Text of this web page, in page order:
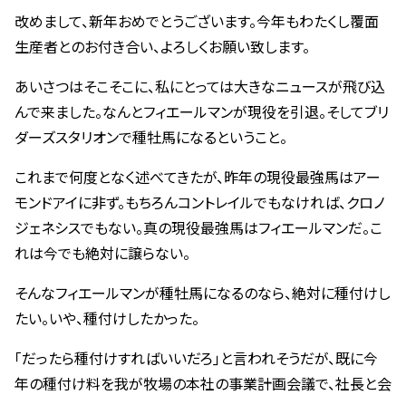
改めまして、新年おめでとうございます。今年もわたくし覆面
生産者とのお付き合い、よろしくお願い致します。
あいさつはそこそこに、私にとっては大きなニュースが飛び込
んで来ました。なんとフィエールマンが現役を引退。そしてブリ
ダーズスタリオンで種牡馬になるということ。
これまで何度となく述べてきたが、昨年の現役最強馬はアー
モンドアイに非ず。もちろんコントレイルでもなければ、クロノ
ジェネシスでもない。真の現役最強馬はフィエールマンだ。こ
れは今でも絶対に譲らない。
そんなフィエールマンが種牡馬になるのなら、絶対に種付けし
たい。いや、種付けしたかった。
｢だったら種付けすればいいだろ｣と言われそうだが、既に今
年の種付け料を我が牧場の本社の事業計画会議で、社長と会